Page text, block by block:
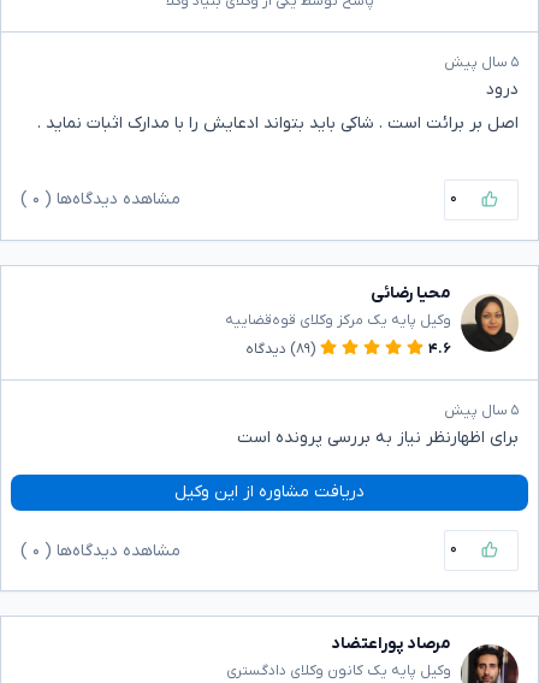
۵ سال پیش
درود
اصل بر برائت است . شاکی باید بتواند ادعایش را با مدارک اثبات نماید .
۰ مشاهده دیدگاه‌ها ( ۰
محیا رضائی
وکیل پایه یک مرکز وکلای قوه‌قضاییه
۴.۶
(۸۹) دیدگاه
۵ سال پیش
برای اظهارنظر نیاز به بررسی پرونده است
دریافت مشاوره از این وکیل
۰ مشاهده دیدگاه‌ها ( ۰
مرصاد پوراعتضاد
وکیل پایه یک کانون وکلای دادگستری